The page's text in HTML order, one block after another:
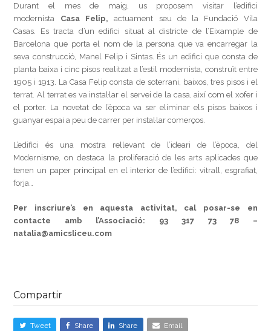
Durant el mes de maig, us proposem visitar l’edifici
modernista Casa Felip, actuament seu de la Fundació Vila
Casas. Es tracta d’un edifici situat al districte de l’Eixample de
Barcelona que porta el nom de la persona que va encarregar la
seva construcció, Manel Felip i Sintas. És un edifici que consta de
planta baixa i cinc pisos realitzat a l’estil modernista, construït entre
1905 i 1913. La Casa Felip consta de soterrani, baixos, tres pisos i el
terrat. Al terrat es va instal·lar el servei de la casa, així com el xofer i
el porter. La novetat de l’època va ser eliminar els pisos baixos i
guanyar espai a peu de carrer per instal·lar comerços.
L’edifici és una mostra rellevant de l’ideari de l’època, del
Modernisme, on destaca la proliferació de les arts aplicades que
tenen un paper principal en el interior de l’edifici: vitrall, esgrafiat,
forja…
Per inscriure’s en aquesta activitat, cal posar-se en
contacte amb l’Associació: 93 317 73 78 –
natalia@amicsliceu.com
Compartir
Tweet Share Share Email